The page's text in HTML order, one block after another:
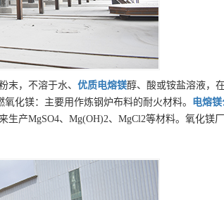
末，不溶于水、 优质电熔镁醇、酸或铵盐溶液，
化镁：主要用作炼钢炉布料的耐火材料。 电熔镁
产MgSO4、Mg(OH)2、MgCl2等材料。氧化镁